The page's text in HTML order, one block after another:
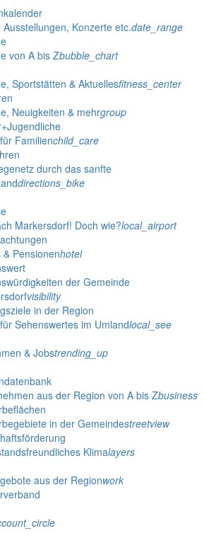
Ausstellungen, Konzerte etc.date_range
von A bis Zbubble_chart
Sportstätten & Aktuellesfitness_center
Neuigkeiten & mehrgroup
Familienchild_care
durch das sanfte
directions_bike
Markersdorf! Doch wie?local_airport
& Pensionenhotel
der Gemeinde
visibility
in der Region
Sehenswertes im Umlandlocal_see
& Jobstrending_up
aus der Region von A bis Zbusiness
in der Gemeindestreetview
Klimalayers
aus der Regionwork